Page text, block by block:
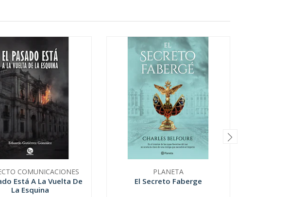
COMUNICACIONES
Está A La Vuelta De
La Esquina
PLANETA
El Secreto Faberge